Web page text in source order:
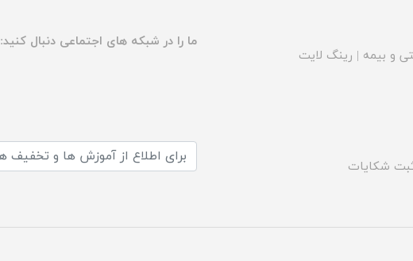
و بیمه | رینگ لایت
ما را در شبکه های اجتماعی دنبال کنید:
شکایات